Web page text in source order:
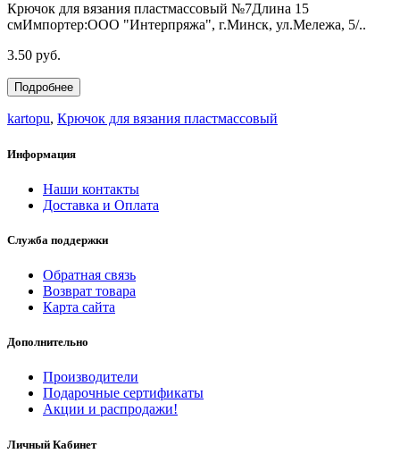
Крючок для вязания пластмассовый №7Длина 15
смИмпортер:ООО "Интерпряжа", г.Минск, ул.Мележа, 5/..
3.50 руб.
Подробнее
kartopu, Крючок для вязания пластмассовый
Информация
Наши контакты
Доставка и Оплата
Служба поддержки
Обратная связь
Возврат товара
Карта сайта
Дополнительно
Производители
Подарочные сертификаты
Акции и распродажи!
Личный Кабинет